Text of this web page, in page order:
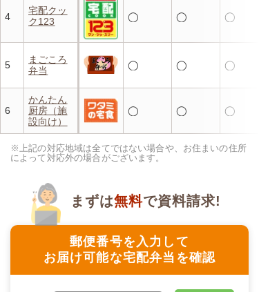
4
宅配クッ
ク123
◯ ◯ ◯
5
まごころ
弁当
◯ ◯ ◯
6
かんたん
厨房（施
設向け）
◯ ◯ ◯
※上記の対応地域は全てではない場合や、お住まいの住所
によって対応外の場合がございます。
郵便番号を入力して
お届け可能な宅配弁当を確認
まずは無料で資料請求!